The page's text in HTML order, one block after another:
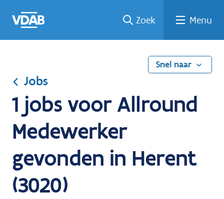
naar
een
een
job
naar
Zoek Menu
Snel naar
Jobs
1 jobs voor Allround
Medewerker
gevonden in Herent
(3020)